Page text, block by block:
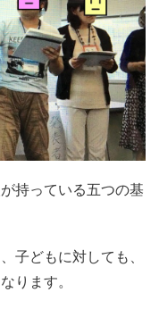
持っている五つの基
子どもに対しても、
ります。